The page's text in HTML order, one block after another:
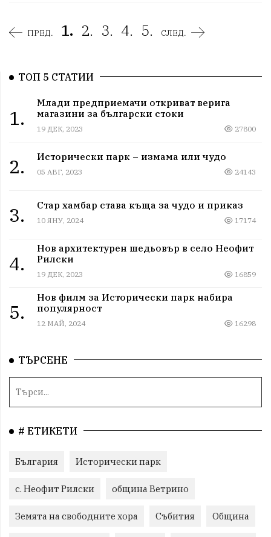
ПРЕД. 1. 2. 3. 4. 5. СЛЕД.
ТОП 5 СТАТИИ
1.
Млади предприемачи откриват верига
магазини за български стоки
19 ДЕК, 2023 27800
2. Исторически парк – измама или чудо
05 АВГ, 2023 24143
3. Стар хамбар става къща за чудо и приказ
10 ЯНУ, 2024 17174
4.
Нов архитектурен шедьовър в село Неофит
Рилски
19 ДЕК, 2023 16859
5.
Нов филм за Исторически парк набира
популярност
12 МАЙ, 2024 16298
ТЪРСЕНЕ
# ЕТИКЕТИ
България Исторически парк
с. Неофит Рилски община Ветрино
Земята на свободните хора Събития Община